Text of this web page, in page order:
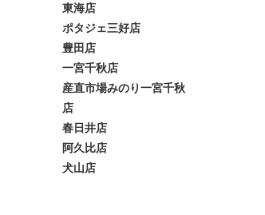
東海店
ポタジェ三好店
豊田店
一宮千秋店
産直市場みのり一宮千秋
店
春日井店
阿久比店
犬山店